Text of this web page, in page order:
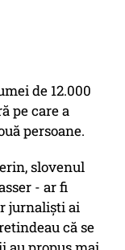
de 12.000
pe care a
persoane.
slovenul
- ar fi
jurnalişti ai
că se